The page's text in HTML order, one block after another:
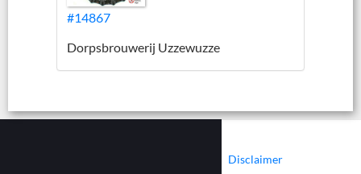
#14867
Dorpsbrouwerij Uzzewuzze
Disclaimer